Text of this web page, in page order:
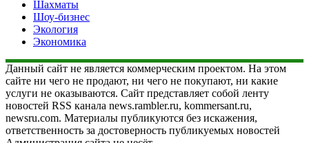
Шахматы
Шоу-бизнес
Экология
Экономика
Данный сайт не является коммерческим проектом. На этом
сайте ни чего не продают, ни чего не покупают, ни какие
услуги не оказываются. Сайт представляет собой ленту
новостей RSS канала news.rambler.ru, kommersant.ru,
newsru.com. Материалы публикуются без искажения,
ответственность за достоверность публикуемых новостей